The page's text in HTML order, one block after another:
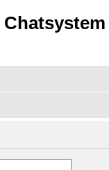
Chatsystem